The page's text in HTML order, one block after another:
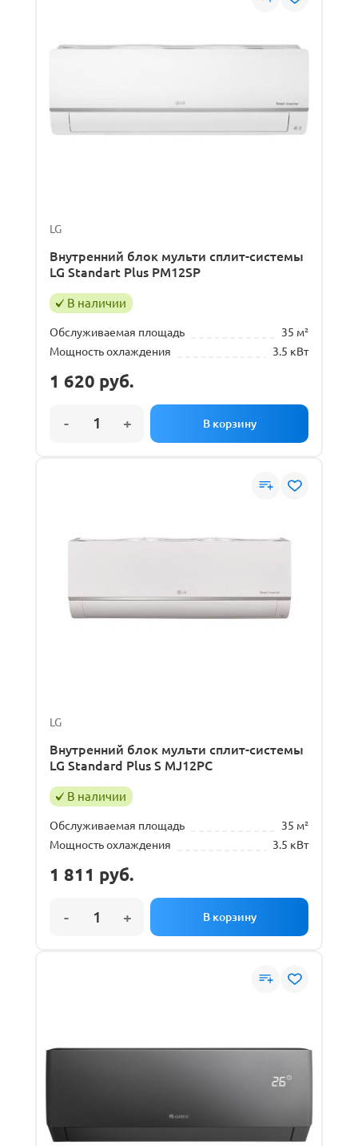
LG
Внутренний блок мульти сплит-системы
LG Standart Plus PM12SP
В наличии
Обслуживаемая площадь
35 м²
Мощность охлаждения
3.5 кВт
1 620 руб.
LG
Внутренний блок мульти сплит-системы
LG Standard Plus S MJ12PC
В наличии
Обслуживаемая площадь
35 м²
Мощность охлаждения
3.5 кВт
1 811 руб.